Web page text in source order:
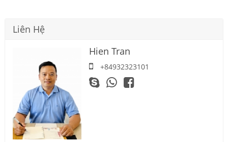
Liên Hệ
Hien Tran
+84932323101